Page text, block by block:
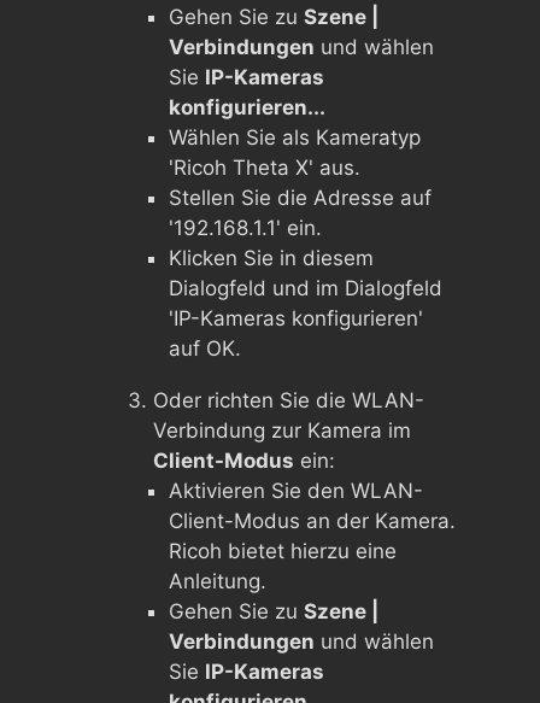
Gehen Sie zu Szene |
Verbindungen und wählen
Sie IP-Kameras
konfigurieren...
Wählen Sie als Kameratyp
'Ricoh Theta X' aus.
Stellen Sie die Adresse auf
'192.168.1.1' ein.
Klicken Sie in diesem
Dialogfeld und im Dialogfeld
'IP-Kameras konfigurieren'
auf OK.
Oder richten Sie die WLAN-
Verbindung zur Kamera im
Client-Modus ein:
Aktivieren Sie den WLAN-
Client-Modus an der Kamera.
Ricoh bietet hierzu eine
Anleitung.
Gehen Sie zu Szene |
Verbindungen und wählen
Sie IP-Kameras